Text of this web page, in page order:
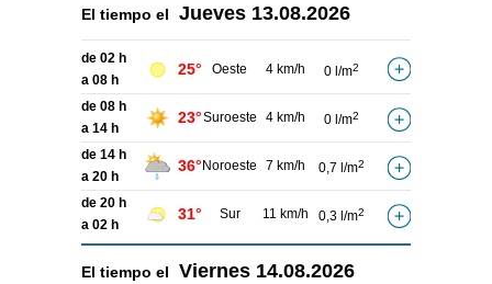
El tiempo el Jueves 13.08.2026
de 02 h
a 08 h
25° Oeste 4 km/h 0 l/m2
de 08 h
a 14 h
23°Suroeste 4 km/h 0 l/m2
de 14 h
a 20 h
36° Noroeste 7 km/h 0,7 l/m2
de 20 h
a 02 h
31° Sur 11 km/h 0,3 l/m2
El tiempo el Viernes 14.08.2026